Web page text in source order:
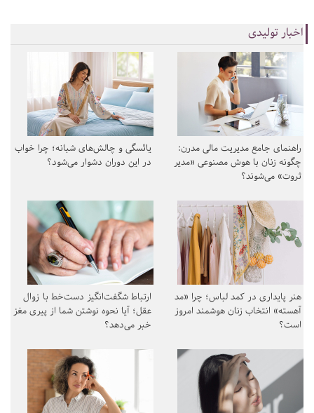
اخبار تولیدی
راهنمای جامع مدیریت مالی مدرن:
چگونه زنان با هوش مصنوعی «مدیر
ثروت» می‌شوند؟
یائسگی و چالش‌های شبانه؛ چرا خواب
در این دوران دشوار می‌شود؟
هنر پایداری در کمد لباس؛ چرا «مد
آهسته» انتخاب زنان هوشمند امروز
است؟
ارتباط شگفت‌انگیز دست‌خط با زوال
عقل؛ آیا نحوه نوشتن شما از پیری مغز
خبر می‌دهد؟